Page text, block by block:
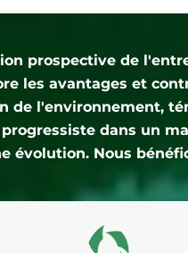
prospective de
les avantages et
de l'environnement,
dans un
évolution. Nous